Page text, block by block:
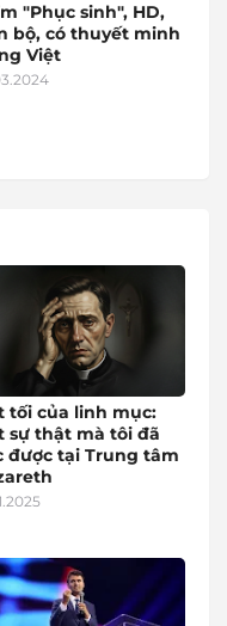
"Phục sinh", HD,
bộ, có thuyết minh
Việt
tối của linh mục:
sự thật mà tôi đã
được tại Trung tâm